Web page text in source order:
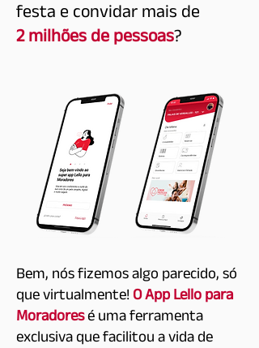
festa e convidar mais de
2 milhões de pessoas?
Bem, nós fizemos algo parecido, só
que virtualmente! O App Lello para
Moradoresé uma ferramenta
exclusiva que facilitou a vida de